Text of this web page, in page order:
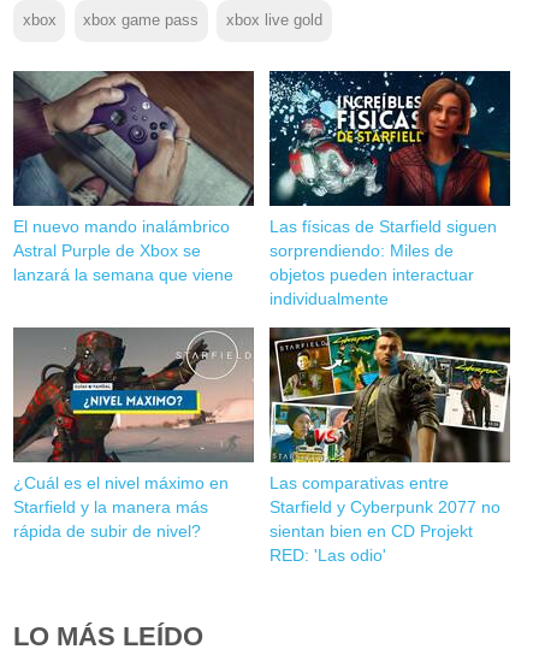
xbox xbox game pass xbox live gold
El nuevo mando inalámbrico
Astral Purple de Xbox se
lanzará la semana que viene
Las físicas de Starfield siguen
sorprendiendo: Miles de
objetos pueden interactuar
individualmente
¿Cuál es el nivel máximo en
Starfield y la manera más
rápida de subir de nivel?
Las comparativas entre
Starfield y Cyberpunk 2077 no
sientan bien en CD Projekt
RED: 'Las odio'
LO MÁS LEÍDO